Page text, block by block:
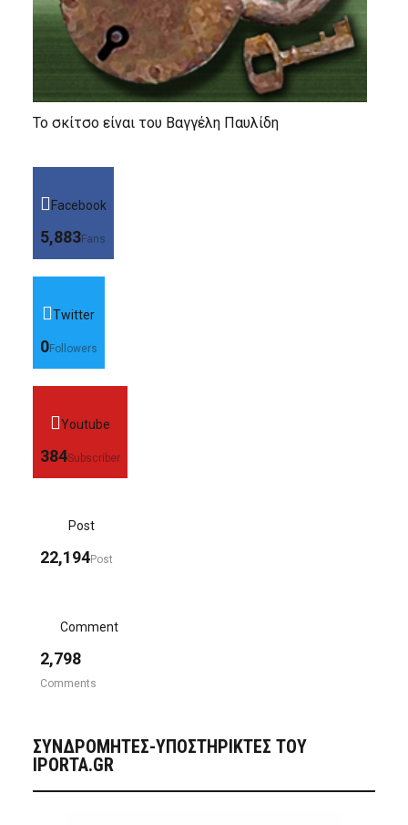
Το σκίτσο είναι του Βαγγέλη Παυλίδη
Facebook
5,883Fans
Twitter
0Followers
Youtube
384Subscriber
Post
22,194Post
Comment
2,798
Comments
ΣΥΝΔΡΟΜΗΤΈΣ-ΥΠΟΣΤΗΡΙΚΤΈΣ ΤΟΥ
IPORTA.GR